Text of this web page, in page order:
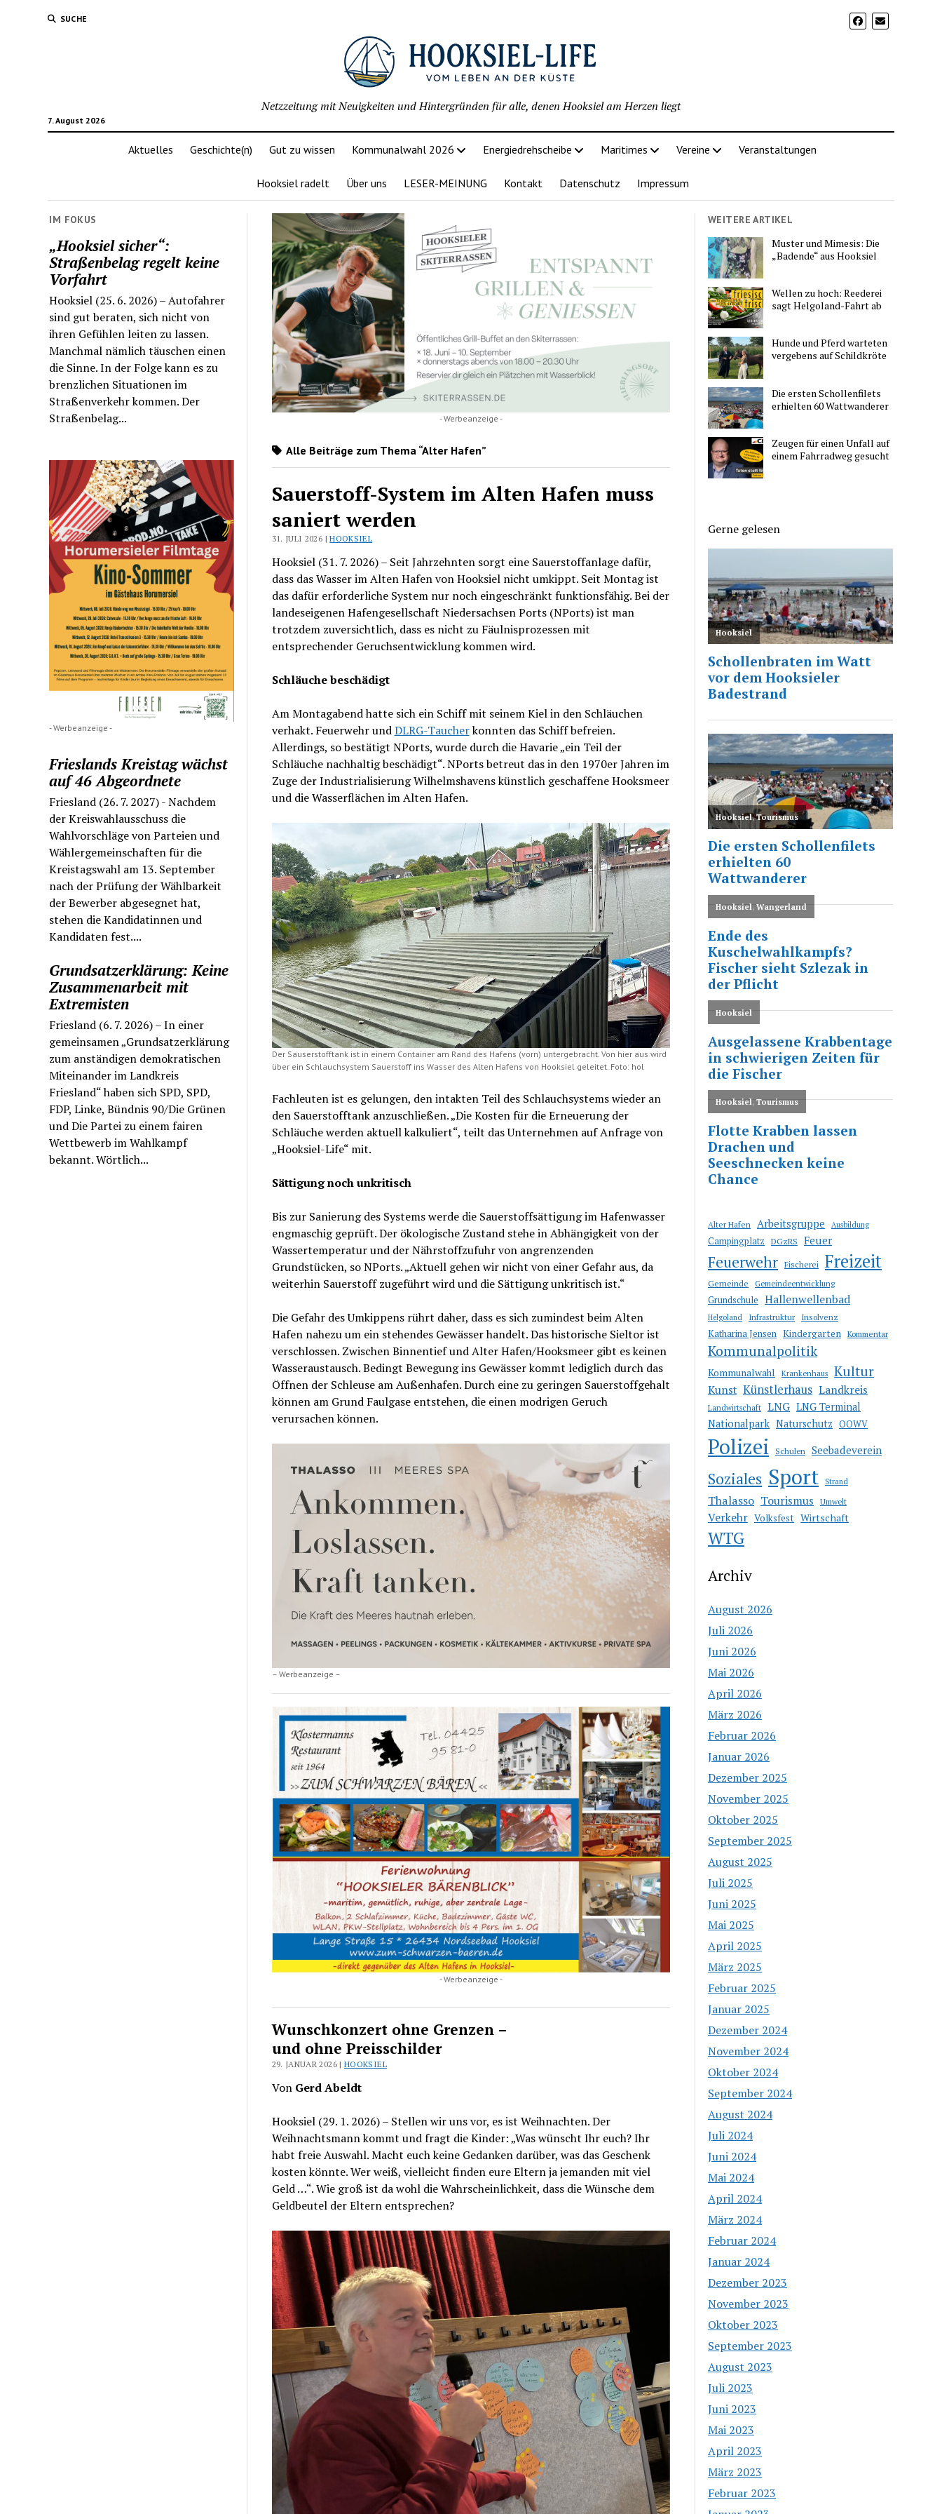
SUCHE
7. August 2026
Netzzeitung mit Neuigkeiten und Hintergründen für alle, denen Hooksiel am Herzen liegt
Aktuelles Geschichte(n) Gut zu wissen Kommunalwahl 2026 Energiedrehscheibe Maritimes Vereine Veranstaltungen
Hooksiel radelt Über uns LESER-MEINUNG Kontakt Datenschutz Impressum
IM FOKUS
„Hooksiel sicher“:
Straßenbelag regelt keine
Vorfahrt
Hooksiel (25. 6. 2026) – Autofahrer
sind gut beraten, sich nicht von
ihren Gefühlen leiten zu lassen.
Manchmal nämlich täuschen einen
die Sinne. In der Folge kann es zu
brenzlichen Situationen im
Straßenverkehr kommen. Der
Straßenbelag...
- Werbeanzeige -
Frieslands Kreistag wächst
auf 46 Abgeordnete
Friesland (26. 7. 2027) - Nachdem
der Kreiswahlausschuss die
Wahlvorschläge von Parteien und
Wählergemeinschaften für die
Kreistagswahl am 13. September
nach der Prüfung der Wählbarkeit
der Bewerber abgesegnet hat,
stehen die Kandidatinnen und
Kandidaten fest....
Grundsatzerklärung: Keine
Zusammenarbeit mit
Extremisten
Friesland (6. 7. 2026) – In einer
gemeinsamen „Grundsatzerklärung
zum anständigen demokratischen
Miteinander im Landkreis
Friesland“ haben sich SPD, SPD,
FDP, Linke, Bündnis 90/Die Grünen
und Die Partei zu einem fairen
Wettbewerb im Wahlkampf
bekannt. Wörtlich...
- Werbeanzeige -
Alle Beiträge zum Thema “Alter Hafen”
Sauerstoff-System im Alten Hafen muss
saniert werden
31. JULI 2026 |HOOKSIEL
Hooksiel (31. 7. 2026) – Seit Jahrzehnten sorgt eine Sauerstoffanlage dafür,
dass das Wasser im Alten Hafen von Hooksiel nicht umkippt. Seit Montag ist
das dafür erforderliche System nur noch eingeschränkt funktionsfähig. Bei der
landeseigenen Hafengesellschaft Niedersachsen Ports (NPorts) ist man
trotzdem zuversichtlich, dass es nicht zu Fäulnisprozessen mit
entsprechender Geruchsentwicklung kommen wird.
Schläuche beschädigt
Am Montagabend hatte sich ein Schiff mit seinem Kiel in den Schläuchen
verhakt. Feuerwehr undDLRG-Taucherkonnten das Schiff befreien.
Allerdings, so bestätigt NPorts, wurde durch die Havarie „ein Teil der
Schläuche nachhaltig beschädigt“. NPorts betreut das in den 1970er Jahren im
Zuge der Industrialisierung Wilhelmshavens künstlich geschaffene Hooksmeer
und die Wasserflächen im Alten Hafen.
Der Sauserstofftank ist in einem Container am Rand des Hafens (vorn) untergebracht. Von hier aus wird
über ein Schlauchsystem Sauerstoff ins Wasser des Alten Hafens von Hooksiel geleitet. Foto: hol
Fachleuten ist es gelungen, den intakten Teil des Schlauchsystems wieder an
den Sauerstofftank anzuschließen. „Die Kosten für die Erneuerung der
Schläuche werden aktuell kalkuliert“, teilt das Unternehmen auf Anfrage von
„Hooksiel-Life“ mit.
Sättigung noch unkritisch
Bis zur Sanierung des Systems werde die Sauerstoffsättigung im Hafenwasser
engmaschig geprüft. Der ökologische Zustand stehe in Abhängigkeit von der
Wassertemperatur und der Nährstoffzufuhr von angrenzenden
Grundstücken, so NPorts. „Aktuell gehen wir nicht von einer Gefahr aus, da
weiterhin Sauerstoff zugeführt wird und die Sättigung unkritisch ist.“
Die Gefahr des Umkippens rührt daher, dass es sich zumindest beim Alten
Hafen nahezu um ein stehendes Gewässer handelt. Das historische Sieltor ist
verschlossen. Zwischen Binnentief und Alter Hafen/Hooksmeer gibt es keinen
Wasseraustausch. Bedingt Bewegung ins Gewässer kommt lediglich durch das
Öffnen der Schleuse am Außenhafen. Durch eine zu geringen Sauerstoffgehalt
können am Grund Faulgase entstehen, die einen modrigen Geruch
verursachen können.
– Werbeanzeige –
- Werbeanzeige -
Wunschkonzert ohne Grenzen –
und ohne Preisschilder
29. JANUAR 2026 |HOOKSIEL
Von Gerd Abeldt
Hooksiel (29. 1. 2026) – Stellen wir uns vor, es ist Weihnachten. Der
Weihnachtsmann kommt und fragt die Kinder: „Was wünscht Ihr euch? Ihr
habt freie Auswahl. Macht euch keine Gedanken darüber, was das Geschenk
kosten könnte. Wer weiß, vielleicht finden eure Eltern ja jemanden mit viel
Geld …“. Wie groß ist da wohl die Wahrscheinlichkeit, dass die Wünsche dem
Geldbeutel der Eltern entsprechen?
WEITERE ARTIKEL
Muster und Mimesis: Die
„Badende“ aus Hooksiel
Wellen zu hoch: Reederei
sagt Helgoland-Fahrt ab
Hunde und Pferd warteten
vergebens auf Schildkröte
Die ersten Schollenfilets
erhielten 60 Wattwanderer
Zeugen für einen Unfall auf
einem Fahrradweg gesucht
Gerne gelesen
Alter Hafen Arbeitsgruppe Ausbildung
Campingplatz DGzRS Feuer
Feuerwehr Fischerei Freizeit
Gemeinde Gemeindeentwicklung
Grundschule Hallenwellenbad
Helgoland Infrastruktur Insolvenz
Katharina Jensen Kindergarten Kommentar
Kommunalpolitik
Kommunalwahl Krankenhaus Kultur
Kunst Künstlerhaus Landkreis
Landwirtschaft LNG LNG Terminal
Nationalpark Naturschutz OOWV
Polizei Schulen Seebadeverein
Soziales Sport Strand
Thalasso Tourismus Umwelt
Verkehr Volksfest Wirtschaft
WTG
Archiv
August 2026
Juli 2026
Juni 2026
Mai 2026
April 2026
März 2026
Februar 2026
Januar 2026
Dezember 2025
November 2025
Oktober 2025
September 2025
August 2025
Juli 2025
Juni 2025
Mai 2025
April 2025
März 2025
Februar 2025
Januar 2025
Dezember 2024
November 2024
Oktober 2024
September 2024
August 2024
Juli 2024
Juni 2024
Mai 2024
April 2024
März 2024
Februar 2024
Januar 2024
Dezember 2023
November 2023
Oktober 2023
September 2023
August 2023
Juli 2023
Juni 2023
Mai 2023
April 2023
März 2023
Februar 2023